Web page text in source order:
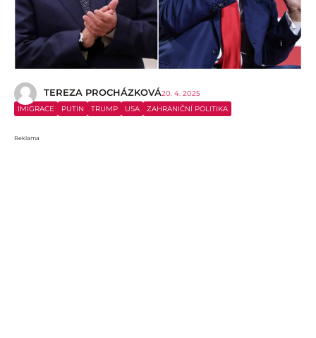
i
TEREZA PROCHÁZKOVÁ20. 4. 2025
IMIGRACE
PUTIN TRUMP USA ZAHRANIČNÍ POLITIKA
Reklama